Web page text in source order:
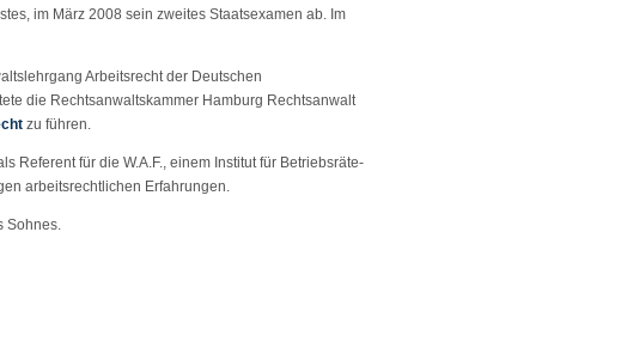
im März 2008 sein zweites Staatsexamen ab. Im
Arbeitsrecht der Deutschen
die Rechtsanwaltskammer Hamburg Rechtsanwalt
zu führen.
Referent für die W.A.F., einem Institut für Betriebsräte-
arbeitsrechtlichen Erfahrungen.
Sohnes.